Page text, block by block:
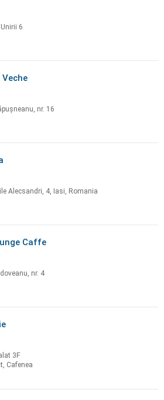
6
nr. 16
Alecsandri, 4, Iasi, Romania
Caffe
nr. 4
3F
Cafenea